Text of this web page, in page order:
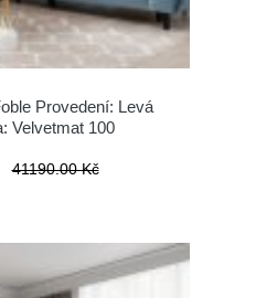
Provedení: Levá
Velvetmat 100
41190.00 Kč